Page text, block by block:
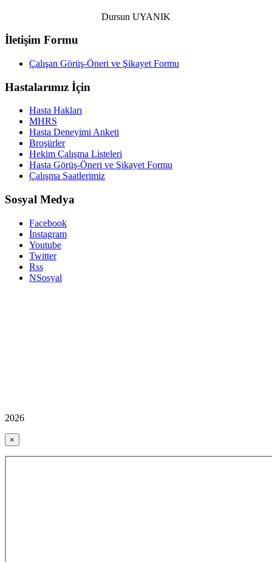
Dursun UYANIK
İletişim Formu
Çalışan Görüş-Öneri ve Şikayet Formu
Hastalarımız İçin
Hasta Hakları
MHRS
Hasta Deneyimi Anketi
Broşürler
Hekim Çalışma Listeleri
Hasta Görüş-Öneri ve Şikayet Formu
Çalışma Saatlerimiz
Sosyal Medya
Facebook
İnstagram
Youtube
Twitter
Rss
NSosyal
2026
×